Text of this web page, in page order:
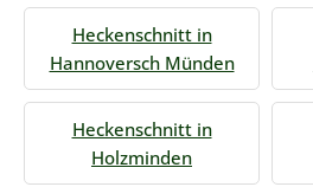
Heckenschnitt in
Hannoversch Münden
Heckenschnitt in
Holzminden